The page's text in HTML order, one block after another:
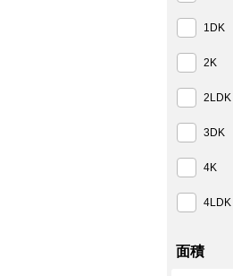
1DK
2K
2LDK
3DK
4K
4LDK
面積